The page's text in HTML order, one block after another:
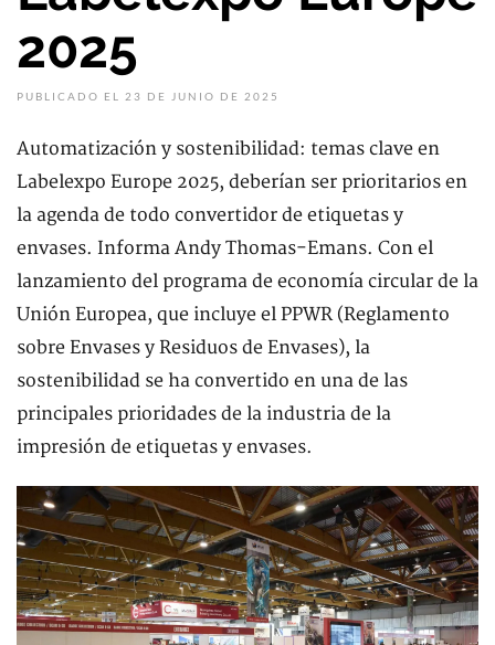
2025
PUBLICADO EL 23 DE JUNIO DE 2025
Automatización y sostenibilidad: temas clave en
Labelexpo Europe 2025, deberían ser prioritarios en
la agenda de todo convertidor de etiquetas y
envases. Informa Andy Thomas-Emans. Con el
lanzamiento del programa de economía circular de la
Unión Europea, que incluye el PPWR (Reglamento
sobre Envases y Residuos de Envases), la
sostenibilidad se ha convertido en una de las
principales prioridades de la industria de la
impresión de etiquetas y envases.